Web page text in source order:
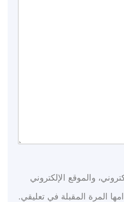
والموقع الإلكتروني
المرة المقبلة في تعليقي.